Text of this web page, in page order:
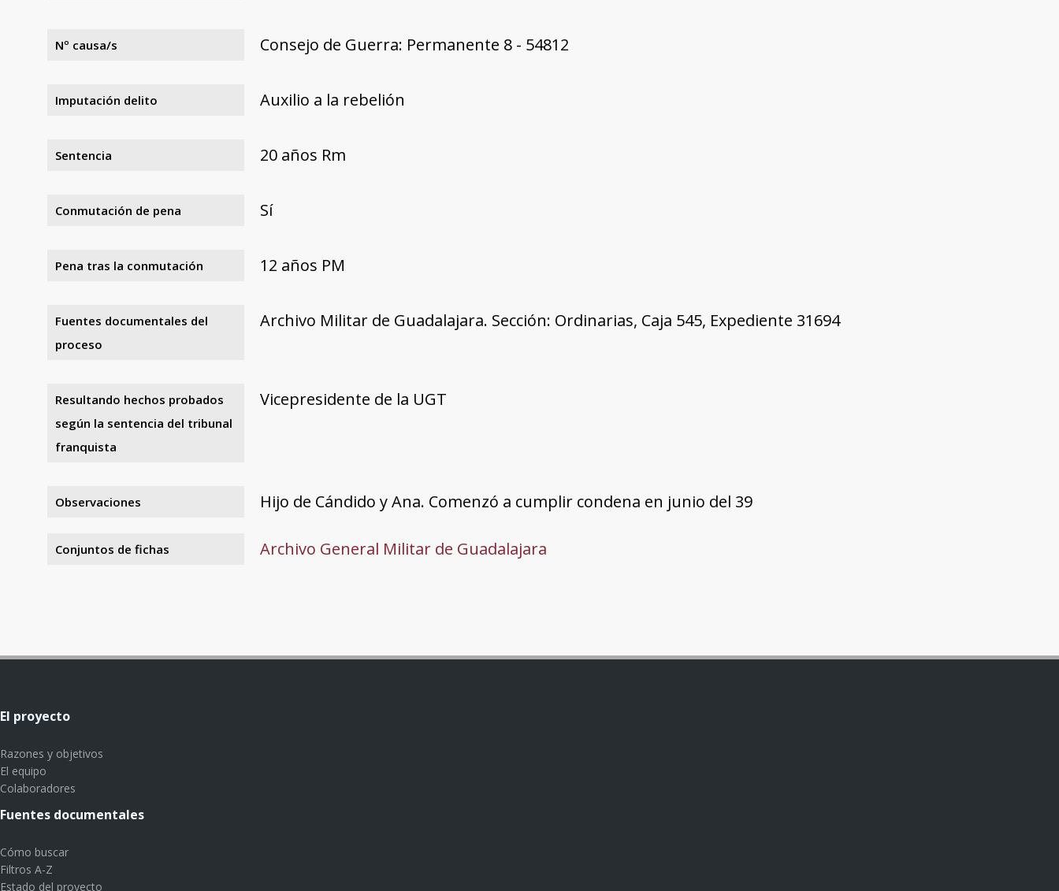
Nº causa/s Consejo de Guerra: Permanente 8 - 54812
Imputación delito Auxilio a la rebelión
Sentencia 20 años Rm
Conmutación de pena Sí
Pena tras la conmutación 12 años PM
Fuentes documentales del
proceso
Archivo Militar de Guadalajara. Sección: Ordinarias, Caja 545, Expediente 31694
Resultando hechos probados
según la sentencia del tribunal
franquista
Vicepresidente de la UGT
Observaciones Hijo de Cándido y Ana. Comenzó a cumplir condena en junio del 39
Conjuntos de fichas Archivo General Militar de Guadalajara
El proyecto
Razones y objetivos
El equipo
Colaboradores
Fuentes documentales
Cómo buscar
Filtros A-Z
Estado del proyecto